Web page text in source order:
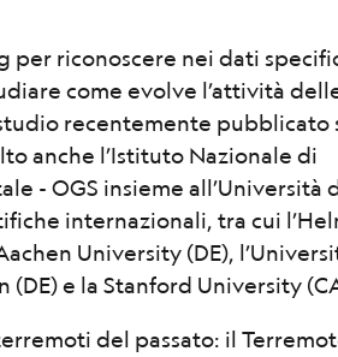
per riconoscere nei dati
come evolve l’attività
recentemente pubblicato
anche l’Istituto Nazionale di
- OGS insieme all’Università
internazionali, tra cui
University (DE),
e la Stanford University
del passato: il